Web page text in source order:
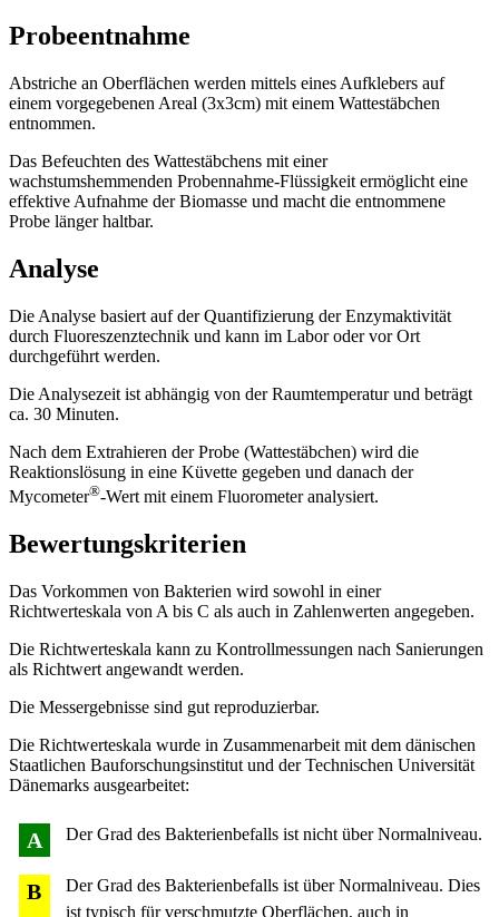
Probeentnahme
Abstriche an Oberflächen werden mittels eines Aufklebers auf
einem vorgegebenen Areal (3x3cm) mit einem Wattestäbchen
entnommen.
Das Befeuchten des Wattestäbchens mit einer
wachstumshemmenden Probennahme-Flüssigkeit ermöglicht eine
effektive Aufnahme der Biomasse und macht die entnommene
Probe länger haltbar.
Analyse
Die Analyse basiert auf der Quantifizierung der Enzymaktivität
durch Fluoreszenztechnik und kann im Labor oder vor Ort
durchgeführt werden.
Die Analysezeit ist abhängig von der Raumtemperatur und beträgt
ca. 30 Minuten.
Nach dem Extrahieren der Probe (Wattestäbchen) wird die
Reaktionslösung in eine Küvette gegeben und danach der
Mycometer®-Wert mit einem Fluorometer analysiert.
Bewertungskriterien
Das Vorkommen von Bakterien wird sowohl in einer
Richtwerteskala von A bis C als auch in Zahlenwerten angegeben.
Die Richtwerteskala kann zu Kontrollmessungen nach Sanierungen
als Richtwert angewandt werden.
Die Messergebnisse sind gut reproduzierbar.
Die Richtwerteskala wurde in Zusammenarbeit mit dem dänischen
Staatlichen Bauforschungsinstitut und der Technischen Universität
Dänemarks ausgearbeitet:
A Der Grad des Bakterienbefalls ist nicht über Normalniveau.
B
Der Grad des Bakterienbefalls ist über Normalniveau. Dies
ist typisch für verschmutzte Oberflächen, auch in